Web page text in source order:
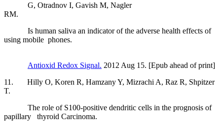
G, Otradnov I, Gavish M, Nagler
RM.
Is human saliva an indicator of the adverse health effects of
using mobile phones.
Antioxid Redox Signal. 2012 Aug 15. [Epub ahead of print]
11. Hilly O, Koren R, Hamzany Y, Mizrachi A, Raz R, Shpitzer
T.
The role of S100-positive dendritic cells in the prognosis of
papillary thyroid Carcinoma.